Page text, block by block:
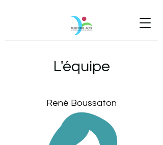
L'équipe
René Boussaton